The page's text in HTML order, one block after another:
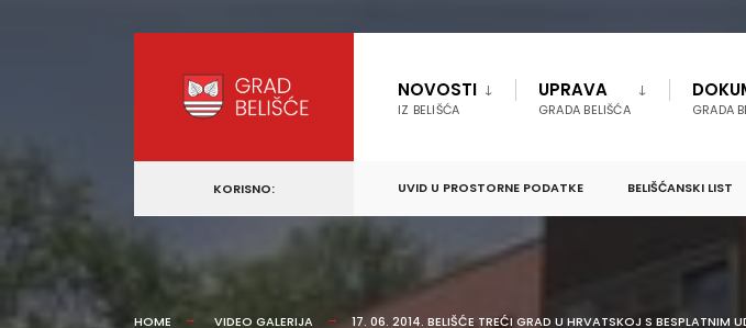
content
NOVOSTI
IZ BELIŠĆA
UPRAVA
GRADA BELIŠĆA GRADA
KORISNO: UVID U PROSTORNE PODATKE BELIŠĆANSKI LIST
HOME VIDEO GALERIJA 17. 06. 2014. BELIŠĆE TREĆI GRAD U HRVATSKOJ S BESPLATNIM